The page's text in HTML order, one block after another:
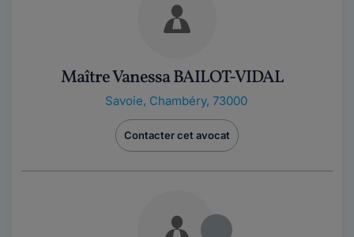
Maître Vanessa BAILOT-VIDAL
Savoie, Chambéry, 73000
Contacter cet avocat